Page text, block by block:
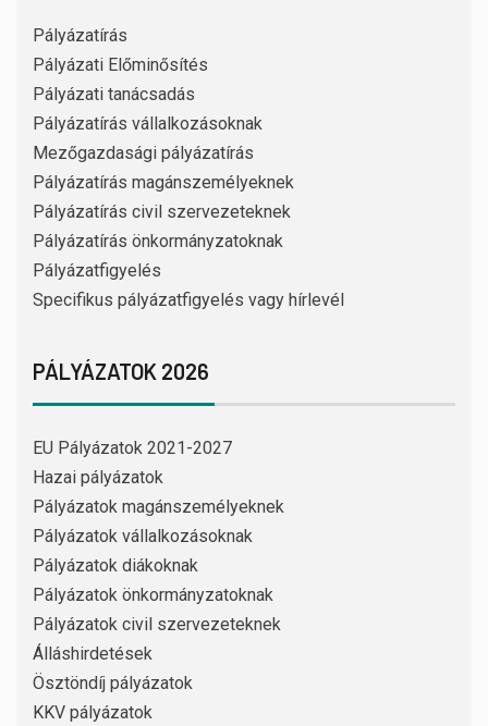
Pályázatírás
Pályázati Előminősítés
Pályázati tanácsadás
Pályázatírás vállalkozásoknak
Mezőgazdasági pályázatírás
Pályázatírás magánszemélyeknek
Pályázatírás civil szervezeteknek
Pályázatírás önkormányzatoknak
Pályázatfigyelés
Specifikus pályázatfigyelés vagy hírlevél
PÁLYÁZATOK 2026
EU Pályázatok 2021-2027
Hazai pályázatok
Pályázatok magánszemélyeknek
Pályázatok vállalkozásoknak
Pályázatok diákoknak
Pályázatok önkormányzatoknak
Pályázatok civil szervezeteknek
Álláshirdetések
Ösztöndíj pályázatok
KKV pályázatok